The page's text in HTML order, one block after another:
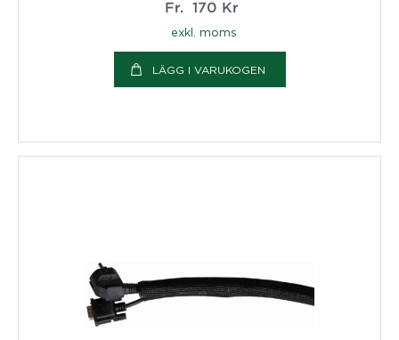
Fr.
170 Kr
exkl. moms
LÄGG I VARUKOGEN